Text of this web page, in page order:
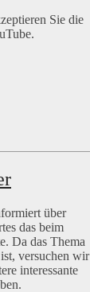
Sie die
über
das beim
Da das Thema
versuchen wir
interessante